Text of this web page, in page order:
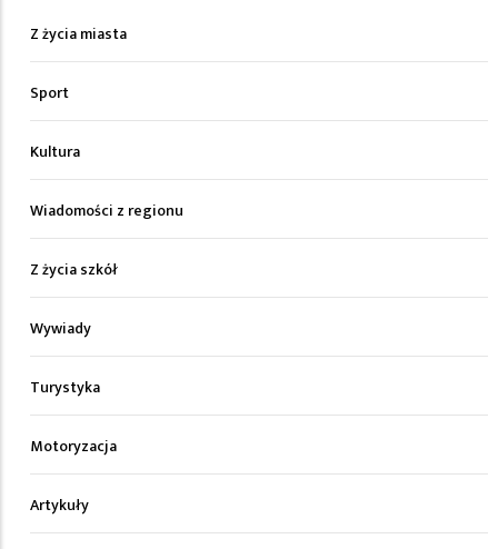
Z życia miasta
Sport
Kultura
Wiadomości z regionu
Z życia szkół
Wywiady
Turystyka
Motoryzacja
Artykuły